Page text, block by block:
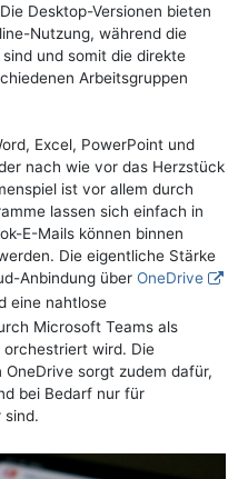
Desktop-Versionen bieten
Nutzung, während die
und somit die direkte
Arbeitsgruppen
Excel, PowerPoint und
nach wie vor das Herzstück
ist vor allem durch
lassen sich einfach in
E-Mails können binnen
Die eigentliche Stärke
Anbindung über OneDrive
eine nahtlose
Microsoft Teams als
wird. Die
sorgt zudem dafür,
bei Bedarf nur für
sind.